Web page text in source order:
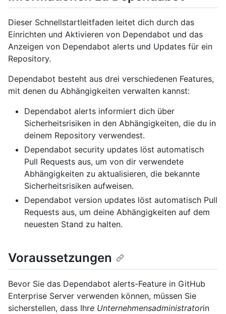
Dieser Schnellstartleitfaden leitet dich durch das
Einrichten und Aktivieren von Dependabot und das
Anzeigen von Dependabot alerts und Updates für ein
Repository.
Dependabot besteht aus drei verschiedenen Features,
mit denen du Abhängigkeiten verwalten kannst:
Dependabot alerts informiert dich über
Sicherheitsrisiken in den Abhängigkeiten, die du in
deinem Repository verwendest.
Dependabot security updates löst automatisch
Pull Requests aus, um von dir verwendete
Abhängigkeiten zu aktualisieren, die bekannte
Sicherheitsrisiken aufweisen.
Dependabot version updates löst automatisch Pull
Requests aus, um deine Abhängigkeiten auf dem
neuesten Stand zu halten.
Voraussetzungen
Bevor Sie das Dependabot alerts-Feature in GitHub
Enterprise Server verwenden können, müssen Sie
sicherstellen, dass Ihre Unternehmensadministratorin